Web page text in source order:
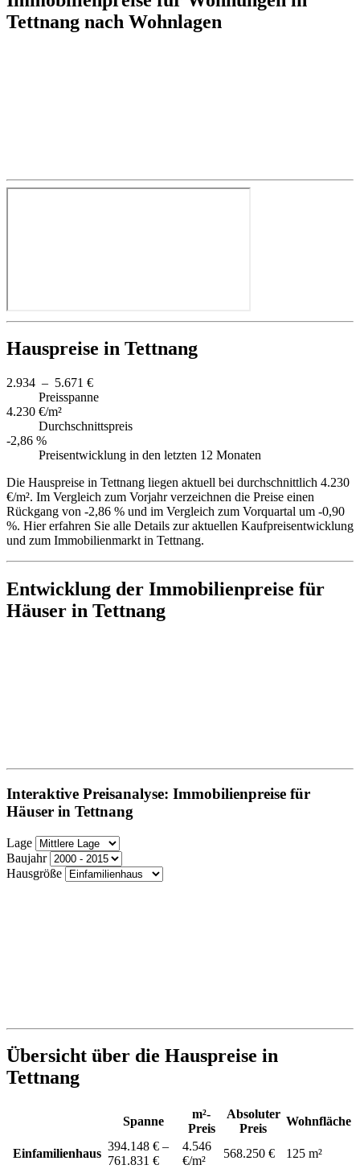
Tettnang nach Wohnlagen
Hauspreise in Tettnang
2.934 – 5.671 €
Preisspanne
4.230 €/m²
Durchschnittspreis
-2,86 %
Preisentwicklung in den letzten 12 Monaten
Die Hauspreise in Tettnang liegen aktuell bei durchschnittlich 4.230
€/m². Im Vergleich zum Vorjahr verzeichnen die Preise einen
Rückgang von -2,86 % und im Vergleich zum Vorquartal um -0,90
%. Hier erfahren Sie alle Details zur aktuellen Kaufpreisentwicklung
und zum Immobilienmarkt in Tettnang.
Entwicklung der Immobilienpreise für
Häuser in Tettnang
Interaktive Preisanalyse: Immobilienpreise für
Häuser in Tettnang
Lage
Baujahr
Hausgröße
Übersicht über die Hauspreise in
Tettnang
Spanne
m²-
Preis
Absoluter
Preis
Wohnfläche
Einfamilienhaus
394.148 € –
761.831 €
4.546
€/m²
568.250 € 125 m²